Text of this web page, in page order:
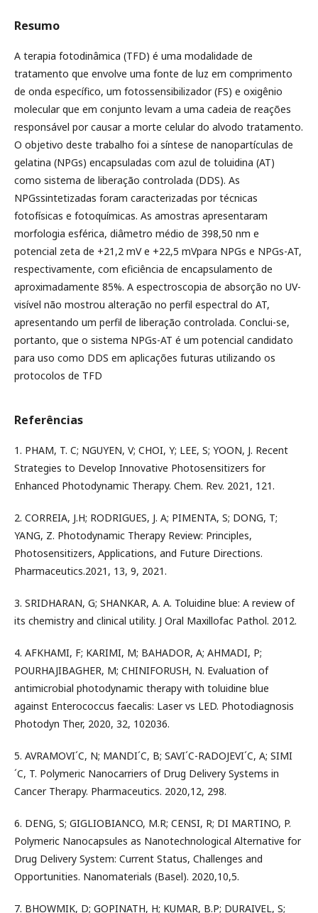
Resumo
A terapia fotodinâmica (TFD) é uma modalidade de
tratamento que envolve uma fonte de luz em comprimento
de onda específico, um fotossensibilizador (FS) e oxigênio
molecular que em conjunto levam a uma cadeia de reações
responsável por causar a morte celular do alvodo tratamento.
O objetivo deste trabalho foi a síntese de nanopartículas de
gelatina (NPGs) encapsuladas com azul de toluidina (AT)
como sistema de liberação controlada (DDS). As
NPGssintetizadas foram caracterizadas por técnicas
fotofísicas e fotoquímicas. As amostras apresentaram
morfologia esférica, diâmetro médio de 398,50 nm e
potencial zeta de +21,2 mV e +22,5 mVpara NPGs e NPGs-AT,
respectivamente, com eficiência de encapsulamento de
aproximadamente 85%. A espectroscopia de absorção no UV-
visível não mostrou alteração no perfil espectral do AT,
apresentando um perfil de liberação controlada. Conclui-se,
portanto, que o sistema NPGs-AT é um potencial candidato
para uso como DDS em aplicações futuras utilizando os
protocolos de TFD
Referências
1. PHAM, T. C; NGUYEN, V; CHOI, Y; LEE, S; YOON, J. Recent
Strategies to Develop Innovative Photosensitizers for
Enhanced Photodynamic Therapy. Chem. Rev. 2021, 121.
2. CORREIA, J.H; RODRIGUES, J. A; PIMENTA, S; DONG, T;
YANG, Z. Photodynamic Therapy Review: Principles,
Photosensitizers, Applications, and Future Directions.
Pharmaceutics.2021, 13, 9, 2021.
3. SRIDHARAN, G; SHANKAR, A. A. Toluidine blue: A review of
its chemistry and clinical utility. J Oral Maxillofac Pathol. 2012.
4. AFKHAMI, F; KARIMI, M; BAHADOR, A; AHMADI, P;
POURHAJIBAGHER, M; CHINIFORUSH, N. Evaluation of
antimicrobial photodynamic therapy with toluidine blue
against Enterococcus faecalis: Laser vs LED. Photodiagnosis
Photodyn Ther, 2020, 32, 102036.
5. AVRAMOVI´C, N; MANDI´C, B; SAVI´C-RADOJEVI´C, A; SIMI
´C, T. Polymeric Nanocarriers of Drug Delivery Systems in
Cancer Therapy. Pharmaceutics. 2020,12, 298.
6. DENG, S; GIGLIOBIANCO, M.R; CENSI, R; DI MARTINO, P.
Polymeric Nanocapsules as Nanotechnological Alternative for
Drug Delivery System: Current Status, Challenges and
Opportunities. Nanomaterials (Basel). 2020,10,5.
7. BHOWMIK, D; GOPINATH, H; KUMAR, B.P; DURAIVEL, S;